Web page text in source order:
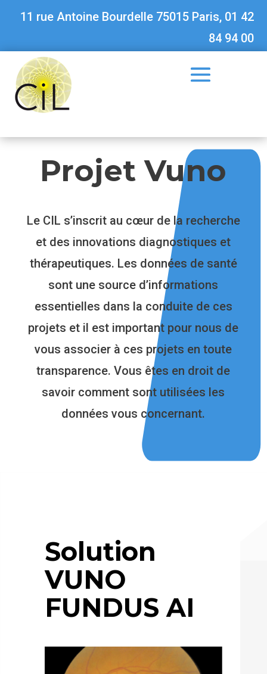
11 rue Antoine Bourdelle 75015 Paris, 01 42
84 94 00
Projet Vuno
Le CIL s’inscrit au cœur de la recherche
et des innovations diagnostiques et
thérapeutiques. Les données de santé
sont une source d’informations
essentielles dans la conduite de ces
projets et il est important pour nous de
vous associer à ces projets en toute
transparence. Vous êtes en droit de
savoir comment sont utilisées les
données vous concernant.
Solution
VUNO
FUNDUS AI